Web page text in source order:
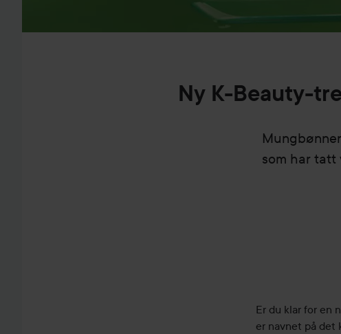
Ny K-Beauty-
som har tatt
Er du klar for en
er navnet på det